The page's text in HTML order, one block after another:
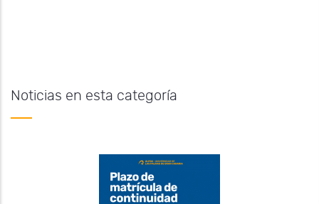
Noticias en esta categoría